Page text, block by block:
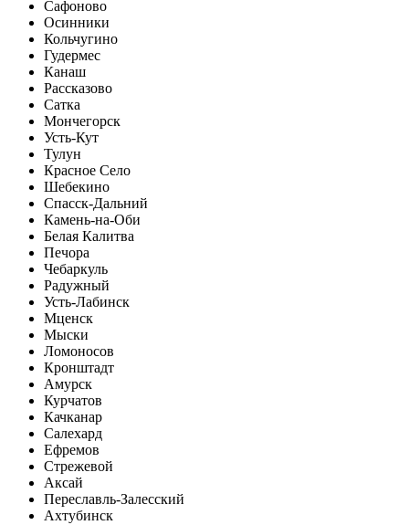
Сафоново
Осинники
Кольчугино
Гудермес
Канаш
Рассказово
Сатка
Мончегорск
Усть-Кут
Тулун
Красное Село
Шебекино
Спасск-Дальний
Камень-на-Оби
Белая Калитва
Печора
Чебаркуль
Радужный
Усть-Лабинск
Мценск
Мыски
Ломоносов
Кронштадт
Амурск
Курчатов
Качканар
Салехард
Ефремов
Стрежевой
Аксай
Переславль-Залесский
Ахтубинск